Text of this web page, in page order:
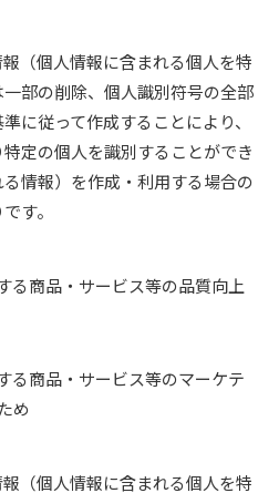
（個人情報に含まれる個人を特
部の削除、個人識別符号の全部
に従って作成することにより、
定の個人を識別することができ
情報）を作成・利用する場合の
す。
る商品・サービス等の品質向上
る商品・サービス等のマーケテ
め
（個人情報に含まれる個人を特